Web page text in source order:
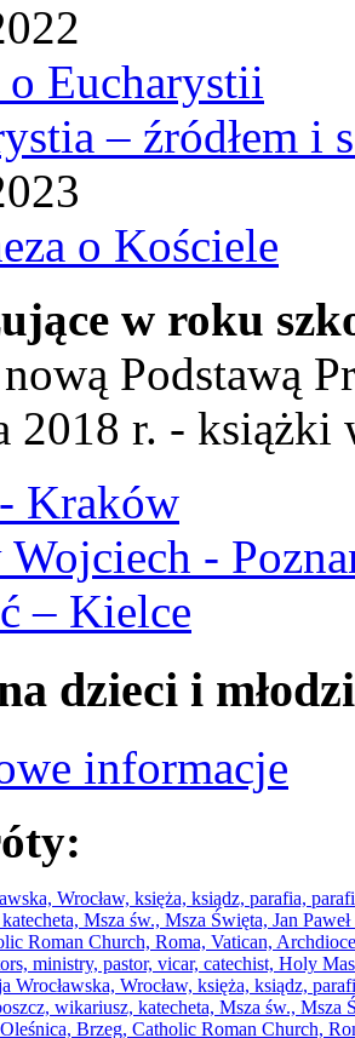
Eucharystii
– źródłem i
o Kościele
w roku
Podstawą
2018 r. -
Kraków
-
– Kielce
dzieci i
informacje